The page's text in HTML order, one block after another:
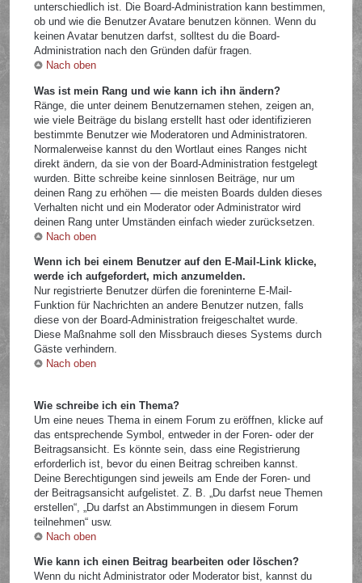
unterschiedlich ist. Die Board-Administration kann bestimmen,
ob und wie die Benutzer Avatare benutzen können. Wenn du
keinen Avatar benutzen darfst, solltest du die Board-
Administration nach den Gründen dafür fragen.
Nach oben
Was ist mein Rang und wie kann ich ihn ändern?
Ränge, die unter deinem Benutzernamen stehen, zeigen an,
wie viele Beiträge du bislang erstellt hast oder identifizieren
bestimmte Benutzer wie Moderatoren und Administratoren.
Normalerweise kannst du den Wortlaut eines Ranges nicht
direkt ändern, da sie von der Board-Administration festgelegt
wurden. Bitte schreibe keine sinnlosen Beiträge, nur um
deinen Rang zu erhöhen — die meisten Boards dulden dieses
Verhalten nicht und ein Moderator oder Administrator wird
deinen Rang unter Umständen einfach wieder zurücksetzen.
Nach oben
Wenn ich bei einem Benutzer auf den E-Mail-Link klicke,
werde ich aufgefordert, mich anzumelden.
Nur registrierte Benutzer dürfen die foreninterne E-Mail-
Funktion für Nachrichten an andere Benutzer nutzen, falls
diese von der Board-Administration freigeschaltet wurde.
Diese Maßnahme soll den Missbrauch dieses Systems durch
Gäste verhindern.
Nach oben
Wie schreibe ich ein Thema?
Um eine neues Thema in einem Forum zu eröffnen, klicke auf
das entsprechende Symbol, entweder in der Foren- oder der
Beitragsansicht. Es könnte sein, dass eine Registrierung
erforderlich ist, bevor du einen Beitrag schreiben kannst.
Deine Berechtigungen sind jeweils am Ende der Foren- und
der Beitragsansicht aufgelistet. Z. B. „Du darfst neue Themen
erstellen“, „Du darfst an Abstimmungen in diesem Forum
teilnehmen“ usw.
Nach oben
Wie kann ich einen Beitrag bearbeiten oder löschen?
Wenn du nicht Administrator oder Moderator bist, kannst du